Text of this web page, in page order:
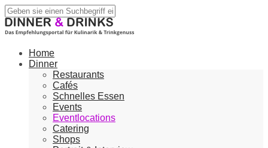
Home
Dinner
Restaurants
Cafés
Schnelles Essen
Events
Eventlocations
Catering
Shops